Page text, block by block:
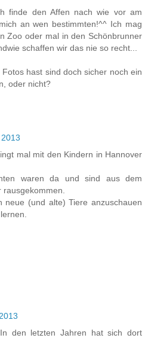
finde den Affen nach wie vor am
an wen bestimmten!^^ Ich mag
Zoo oder mal in den Schönbrunner
schaffen wir das nie so recht...
hast sind doch sicher noch ein
oder nicht?
mal mit den Kindern in Hannover
waren da und sind aus dem
neue (und alte) Tiere anzuschauen
den letzten Jahren hat sich dort